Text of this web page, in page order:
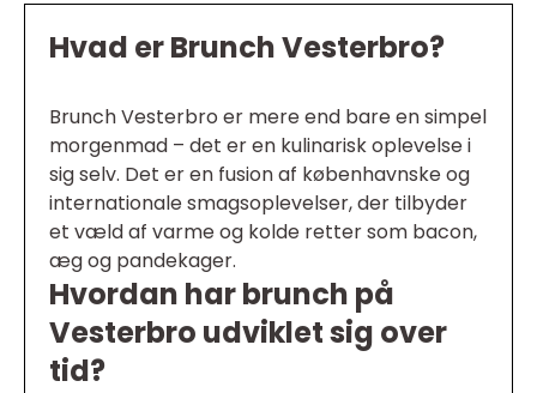
Hvad er Brunch Vesterbro?
Brunch Vesterbro er mere end bare en simpel
morgenmad – det er en kulinarisk oplevelse i
sig selv. Det er en fusion af københavnske og
internationale smagsoplevelser, der tilbyder
et væld af varme og kolde retter som bacon,
æg og pandekager.
Hvordan har brunch på
Vesterbro udviklet sig over
tid?